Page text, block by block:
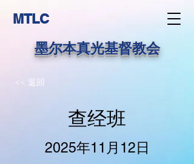
MTLC
墨尔本真光基督教会
<< 返回
查经班
2025年11月12日